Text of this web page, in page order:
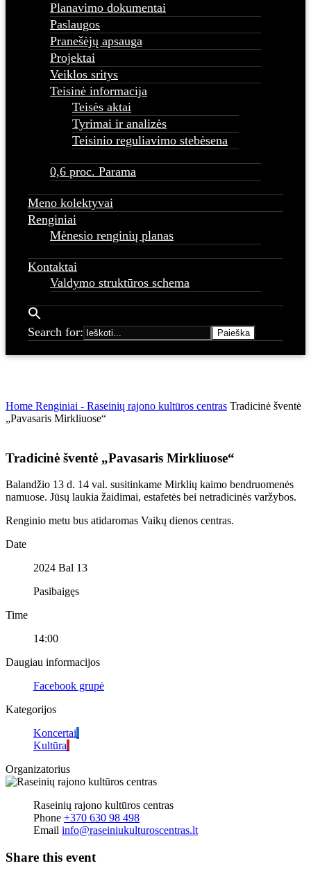
Planavimo dokumentai
Paslaugos
Pranešėjų apsauga
Projektai
Veiklos sritys
Teisinė informacija
Teisės aktai
Tyrimai ir analizės
Teisinio reguliavimo stebėsena
0,6 proc. Parama
Meno kolektyvai
Renginiai
Mėnesio renginių planas
Kontaktai
Valdymo struktūros schema
Search for:
Home Renginiai - Raseinių rajono kultūros centras Tradicinė šventė
„Pavasaris Mirkliuose“
Tradicinė šventė „Pavasaris Mirkliuose“
Balandžio 13 d. 14 val. susitinkame Mirklių kaimo bendruomenės
namuose. Jūsų laukia žaidimai, estafetės bei netradicinės varžybos.
Renginio metu bus atidaromas Vaikų dienos centras.
Date
2024 Bal 13
Pasibaigęs
Time
14:00
Daugiau informacijos
Facebook grupė
Kategorijos
Koncertai
Kultūra
Organizatorius
Raseinių rajono kultūros centras
Phone +370 630 98 498
Email info@raseiniukulturoscentras.lt
Share this event